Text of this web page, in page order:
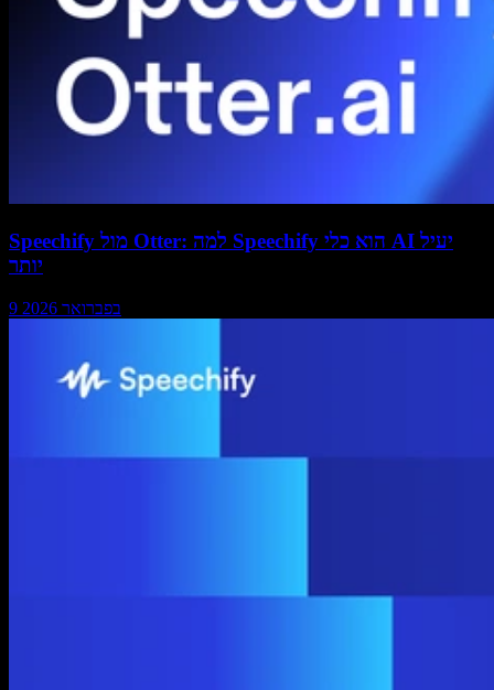
Speechify מול Otter: למה Speechify הוא כלי AI יעיל
יותר
9 בפברואר 2026